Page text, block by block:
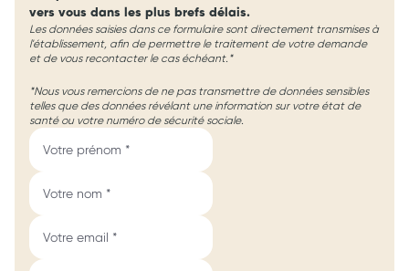
vers vous dans les plus brefs délais.
Les données saisies dans ce formulaire sont directement transmises à
l'établissement, afin de permettre le traitement de votre demande
et de vous recontacter le cas échéant.*
*Nous vous remercions de ne pas transmettre de données sensibles
telles que des données révélant une information sur votre état de
santé ou votre numéro de sécurité sociale.